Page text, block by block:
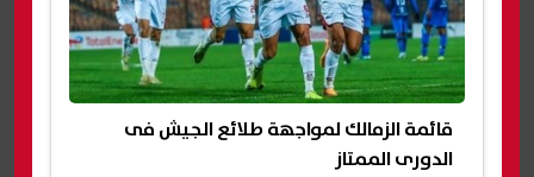
قائمة الزمالك لمواجهة طلائع الجيش فى
الدورى الممتاز